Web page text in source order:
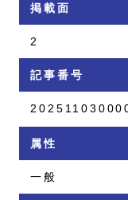
掲載面
2
記事番号
属性
一般